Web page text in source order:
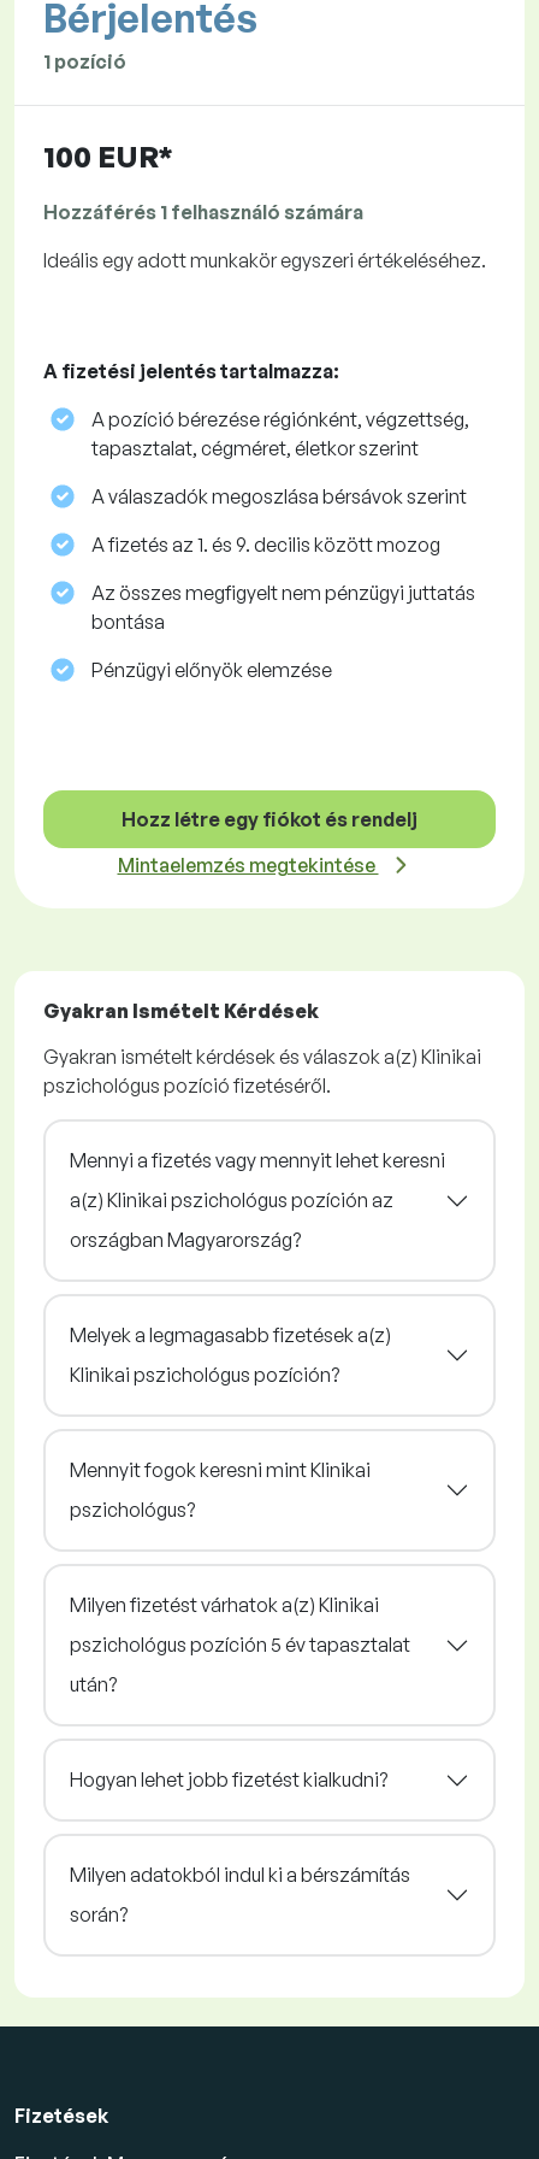
Bérjelentés
1 pozíció
100 EUR*
Hozzáférés 1 felhasználó számára
Ideális egy adott munkakör egyszeri értékeléséhez.
A fizetési jelentés tartalmazza:
A pozíció bérezése régiónként, végzettség,
tapasztalat, cégméret, életkor szerint
A válaszadók megoszlása ​​bérsávok szerint
A fizetés az 1. és 9. decilis között mozog
Az összes megfigyelt nem pénzügyi juttatás
bontása
Pénzügyi előnyök elemzése
Hozz létre egy fiókot és rendelj
Mintaelemzés megtekintése
Gyakran Ismételt Kérdések
Gyakran ismételt kérdések és válaszok a(z) Klinikai
pszichológus pozíció fizetéséről.
Mennyi a fizetés vagy mennyit lehet keresni
a(z) Klinikai pszichológus pozíción az
országban Magyarország?
Melyek a legmagasabb fizetések a(z)
Klinikai pszichológus pozíción?
Mennyit fogok keresni mint Klinikai
pszichológus?
Milyen fizetést várhatok a(z) Klinikai
pszichológus pozíción 5 év tapasztalat
után?
Hogyan lehet jobb fizetést kialkudni?
Milyen adatokból indul ki a bérszámítás
során?
Fizetések